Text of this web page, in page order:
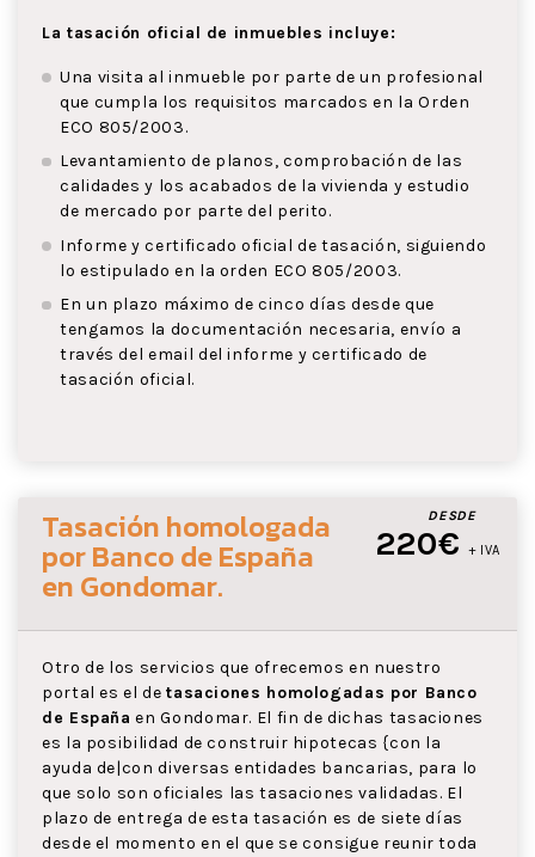
La tasación oficial de inmuebles incluye:
Una visita al inmueble por parte de un profesional
que cumpla los requisitos marcados en la Orden
ECO 805/2003.
Levantamiento de planos, comprobación de las
calidades y los acabados de la vivienda y estudio
de mercado por parte del perito.
Informe y certificado oficial de tasación, siguiendo
lo estipulado en la orden ECO 805/2003.
En un plazo máximo de cinco días desde que
tengamos la documentación necesaria, envío a
través del email del informe y certificado de
tasación oficial.
DESDE
220€ + IVA
Tasación homologada
por Banco de España
en Gondomar.
Otro de los servicios que ofrecemos en nuestro
portal es el detasaciones homologadas por Banco
de España en Gondomar. El fin de dichas tasaciones
es la posibilidad de construir hipotecas {con la
ayuda de|con diversas entidades bancarias, para lo
que solo son oficiales las tasaciones validadas. El
plazo de entrega de esta tasación es de siete días
desde el momento en el que se consigue reunir toda